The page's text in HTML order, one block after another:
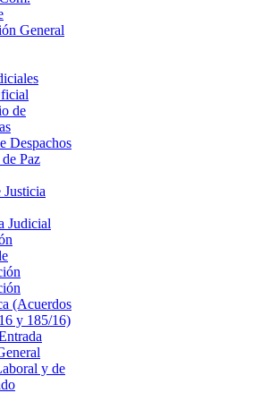
General
de
Despachos
Paz
Justicia
Judicial
(Acuerdos
y 185/16)
y de